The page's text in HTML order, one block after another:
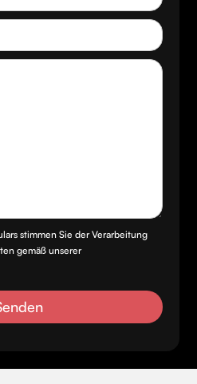
stimmen Sie der Verarbeitung
gemäß unserer